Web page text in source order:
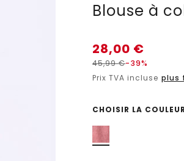
Blouse à
28,00 €
45,99€-39%
Prix TVA incluse plus
CHOISIR LA COULEUR